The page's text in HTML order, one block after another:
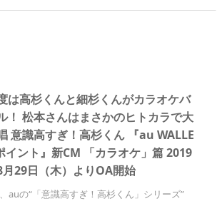
は高杉くんと細杉くんがカラオケバ
！ 松本さんはまさかのヒトカラで大
意識高すぎ！高杉くん 『au WALLE
イント』新CM 「カラオケ」篇 2019
月29日（木）よりOA開始
auの“「意識高すぎ！高杉くん」シリーズ”